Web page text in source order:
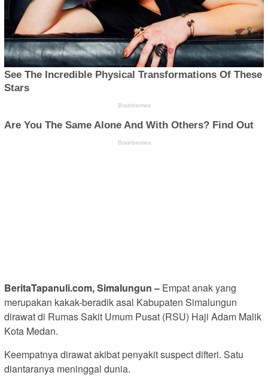
BeritaTapanuli.com, Simalungun – Empat anak yang
merupakan kakak-beradik asal Kabupaten Simalungun
dirawat di Rumas Sakit Umum Pusat (RSU) Haji Adam Malik
Kota Medan.
Keempatnya dirawat akibat penyakit suspect difteri. Satu
diantaranya meninggal dunia.